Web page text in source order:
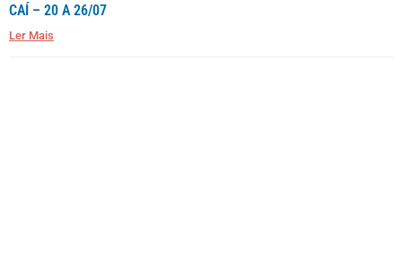
CAÍ – 20 A 26/07
Ler Mais